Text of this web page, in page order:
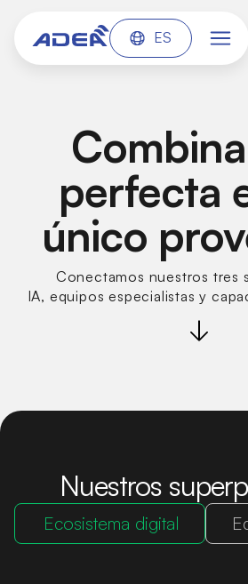
ES
perfecta
único
Conectamos nuestros tres
IA, equipos especialistas y
Nuestros
Ecosistema digital